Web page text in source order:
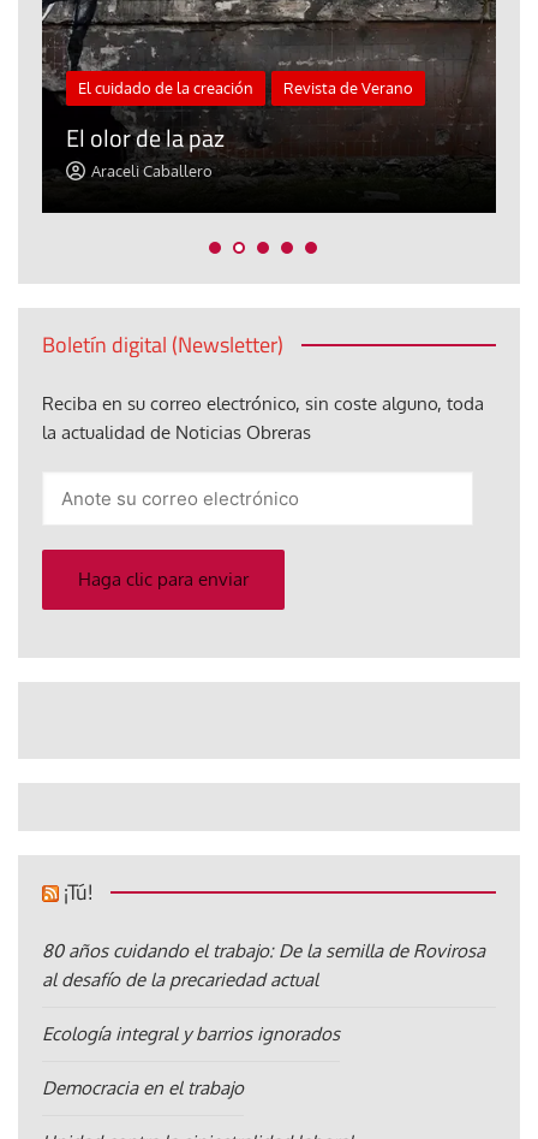
El cuidado de la creación Revista de Verano
El olor de la paz
Araceli Caballero
Boletín digital (Newsletter)
Reciba en su correo electrónico, sin coste alguno, toda
la actualidad de Noticias Obreras
electrónico
Haga clic para enviar
¡Tú!
80 años cuidando el trabajo: De la semilla de Rovirosa
al desafío de la precariedad actual
Ecología integral y barrios ignorados
Democracia en el trabajo